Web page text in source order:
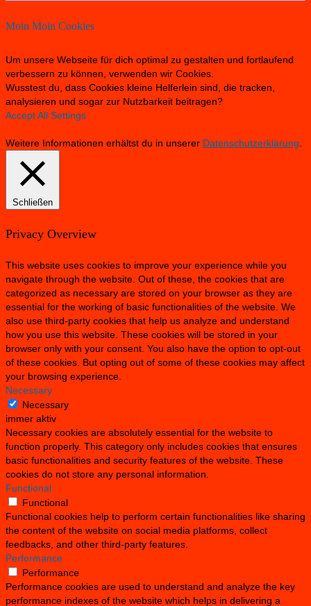
Moin Moin Cookies
Um unsere Webseite für dich optimal zu gestalten und fortlaufend
verbessern zu können, verwenden wir Cookies.
Wusstest du, dass Cookies kleine Helferlein sind, die tracken,
analysieren und sogar zur Nutzbarkeit beitragen?
Accept All Settings
Weitere Informationen erhältst du in unserer Datenschutzerklärung
Schließen
Privacy Overview
This website uses cookies to improve your experience while you
navigate through the website. Out of these, the cookies that are
categorized as necessary are stored on your browser as they are
essential for the working of basic functionalities of the website. We
also use third-party cookies that help us analyze and understand
how you use this website. These cookies will be stored in your
browser only with your consent. You also have the option to opt-out
of these cookies. But opting out of some of these cookies may affect
your browsing experience.
Necessary
Necessary
immer aktiv
Necessary cookies are absolutely essential for the website to
function properly. This category only includes cookies that ensures
basic functionalities and security features of the website. These
cookies do not store any personal information.
Functional
Functional
Functional cookies help to perform certain functionalities like sharing
the content of the website on social media platforms, collect
feedbacks, and other third-party features.
Performance
Performance
Performance cookies are used to understand and analyze the key
performance indexes of the website which helps in delivering a